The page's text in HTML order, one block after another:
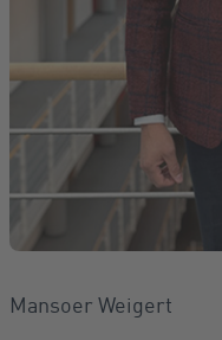
Mansoer Weigert